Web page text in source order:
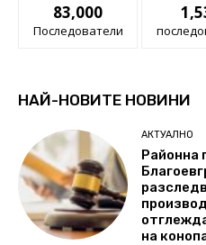
83,000
Последователи
НАЙ-НОВИТЕ НОВИНИ
АКТУАЛНО
Районна
на